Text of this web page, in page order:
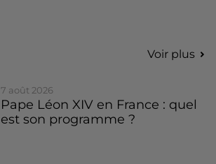
Voir plus
7 août 2026
Pape Léon XIV en France : quel
est son programme ?